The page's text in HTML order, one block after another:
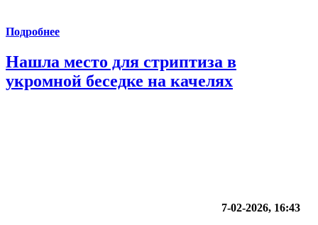
Подробнее
Нашла место для стриптиза в
укромной беседке на качелях
7-02-2026, 16:43